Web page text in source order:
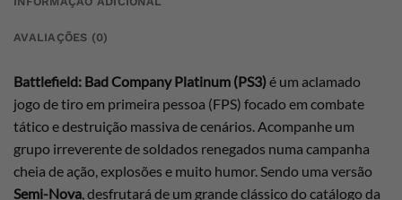
AVALIAÇÕES (0)
Battlefield: Bad Company Platinum (PS3)é um aclamado
jogo de tiro em primeira pessoa (FPS) focado em combate
tático e destruição massiva de cenários. Acompanhe um
grupo irreverente de soldados renegados numa campanha
cheia de ação, explosões e muito humor. Sendo uma versão
Semi-Nova, desfrutará de um grande clássico do catálogo da